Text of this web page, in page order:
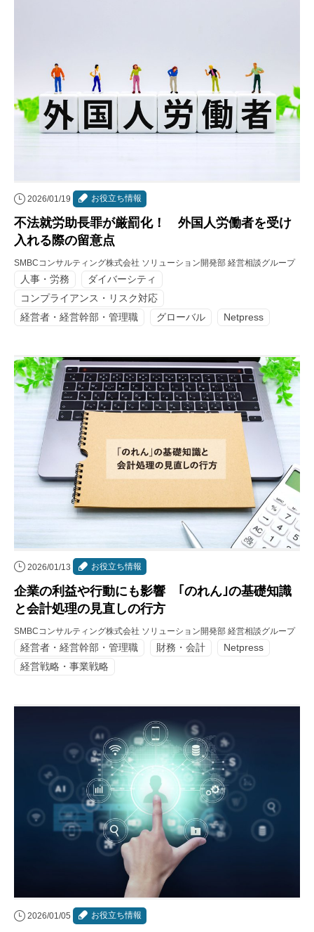
2026/01/19 お役立ち情報
不法就労助長罪が厳罰化！ 外国人労働者を受け
入れる際の留意点
SMBCコンサルティング株式会社 ソリューション開発部 経営相談グループ
人事・労務
ダイバーシティ
コンプライアンス・リスク対応
経営者・経営幹部・管理職
グローバル Netpress
2026/01/13 お役立ち情報
企業の利益や行動にも影響 ｢のれん｣の基礎知識
と会計処理の見直しの行方
SMBCコンサルティング株式会社 ソリューション開発部 経営相談グループ
経営者・経営幹部・管理職 財務・会計
Netpress
経営戦略・事業戦略
2026/01/05 お役立ち情報